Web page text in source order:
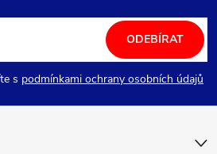
s podmínkami ochrany osobních údajů
ODEBÍRAT